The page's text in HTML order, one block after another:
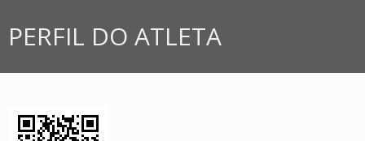
PERFIL DO ATLETA